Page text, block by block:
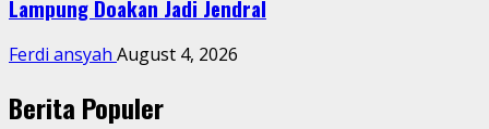
Lampung Doakan Jadi Jendral
Ferdi ansyah August 4, 2026
Berita Populer